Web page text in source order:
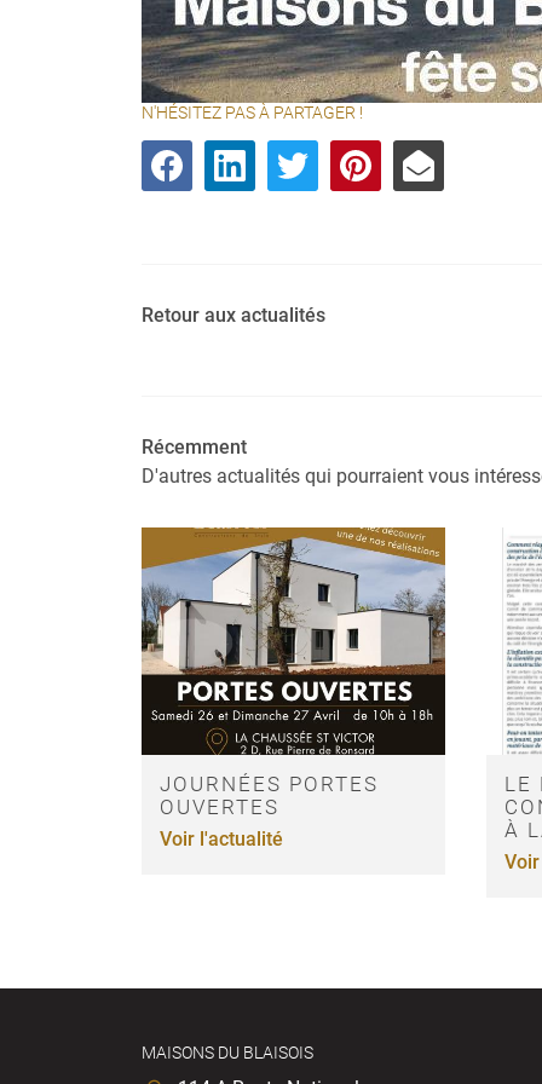
N'HÉSITEZ PAS À PARTAGER !
Retour aux actualités
Récemment
D'autres actualités qui pourraient vous
JOURNÉES PORTES
OUVERTES
Voir l'actualité
LE
À
MAISONS DU BLAISOIS